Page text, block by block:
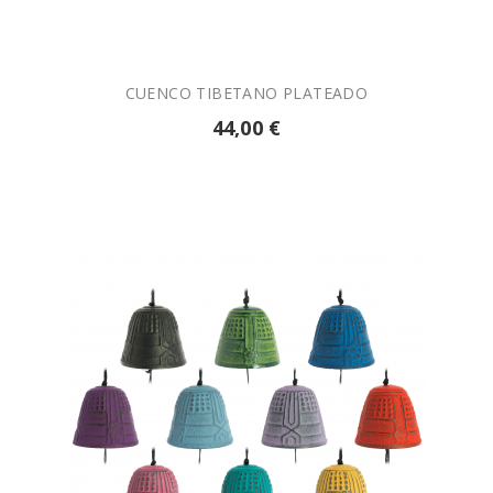
CUENCO TIBETANO PLATEADO
44,00 €